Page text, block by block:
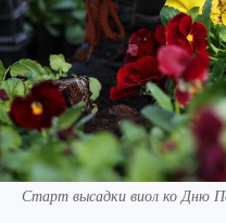
Старт высадки виол ко Дню